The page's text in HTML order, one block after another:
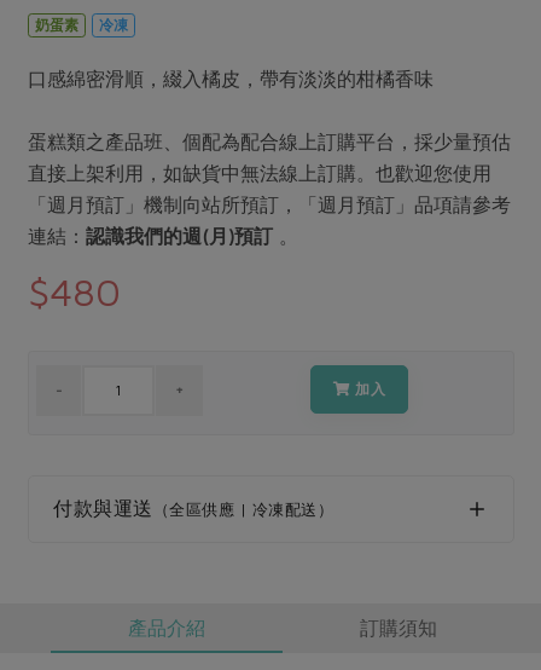
家庭清潔 織品
日用品 圖書禮品
防災用品
最新產品
主題食譜
異國料理
年菜食譜
節慶大餐
高麗菜海鮮煎餅
主婦聯盟X樂齡網特約優惠案
更多議題活動
把最好的台灣味帶回家！
公益金
更多議題
生活者e週報
綠主張月刊
社員權益
選舉專區
最新消息
媒體報導
奶蛋素 冷凍
口感綿密滑順，綴入橘皮，帶有淡淡的柑橘香味
蛋糕類之產品班、個配為配合線上訂購平台，採少量預估
直接上架利用，如缺貨中無法線上訂購。也歡迎您使用
「週月預訂」機制向站所預訂，「週月預訂」品項請參考
連結：認識我們的週(月)預訂 。
$480
加入
付款與運送 （全區供應 | 冷凍配送）
產品介紹 訂購須知